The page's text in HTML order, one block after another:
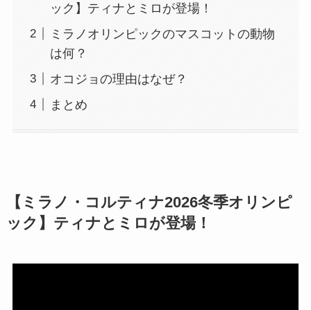
ック】ティナとミロが登場！
ミラノオリンピックのマスコットの動物
は何？
オコジョの理由はなぜ？
まとめ
【ミラノ・コルティナ2026冬季オリンピ
ック】ティナとミロが登場！